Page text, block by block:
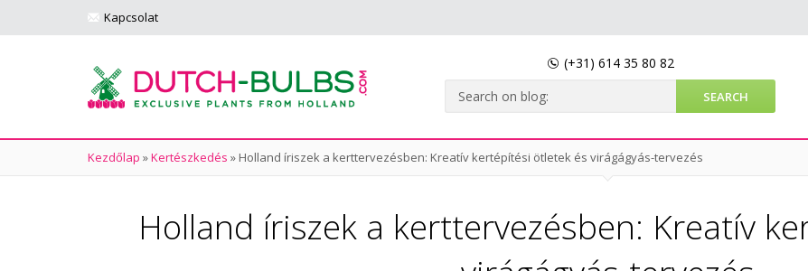
Kapcsolat
(+31) 614 35 80 82
Kezdőlap »Kertészkedés » Holland íriszek a kerttervezésben: Kreatív kertépítési ötletek és virágágyás-tervezés
Holland íriszek a kerttervezésben: Kreatív